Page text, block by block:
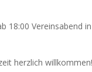
18:00 Vereinsabend
herzlich willkommen!